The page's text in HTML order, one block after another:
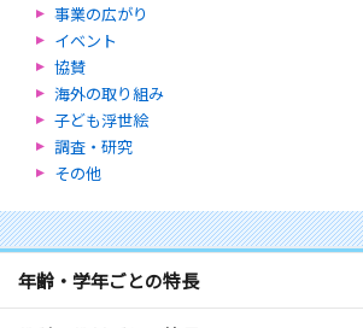
事業の広がり
イベント
協賛
海外の取り組み
子ども浮世絵
調査・研究
その他
年齢・学年ごとの特長